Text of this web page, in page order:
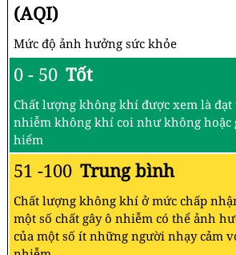
(AQI)
Mức độ ảnh hưởng sức khỏe
0 - 50 Tốt
Chất lượng không khí được xem là đạt
nhiễm không khí coi như không hoặc
hiểm
51 -100 Trung bình
Chất lượng không khí ở mức chấp
một số chất gây ô nhiễm có thể ảnh
của một số ít những người nhạy cảm